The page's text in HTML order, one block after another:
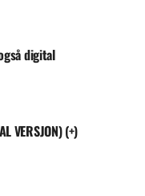
digital
VERSJON) (+)